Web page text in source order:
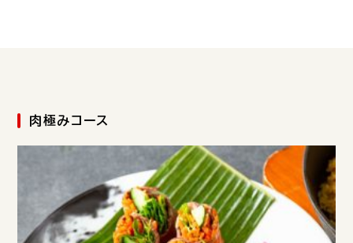
肉極みコース